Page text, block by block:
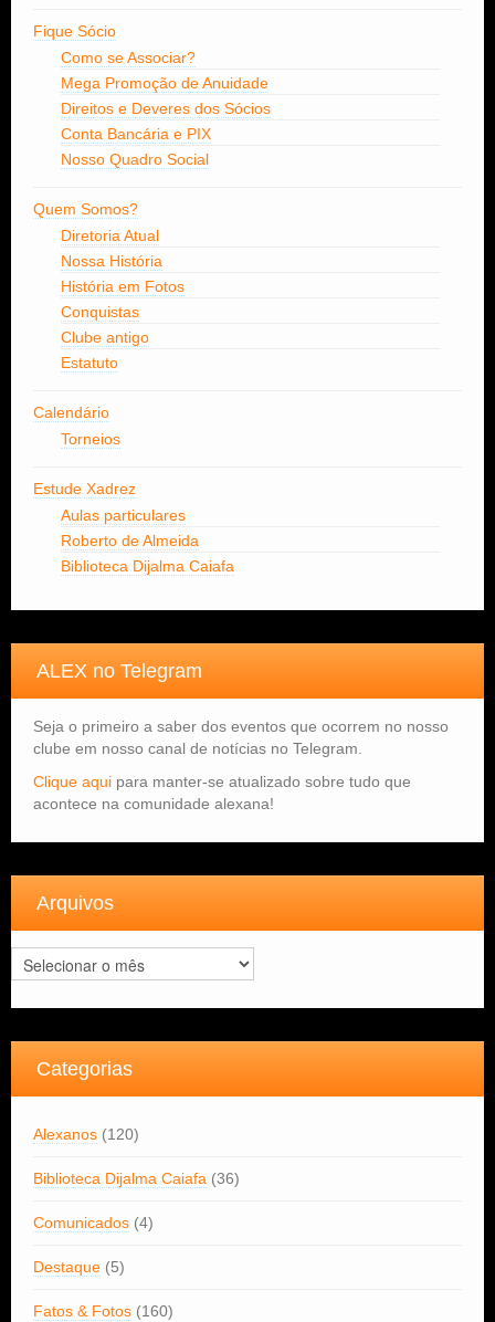
Fique Sócio
Como se Associar?
Mega Promoção de Anuidade
Direitos e Deveres dos Sócios
Conta Bancária e PIX
Nosso Quadro Social
Quem Somos?
Diretoria Atual
Nossa História
História em Fotos
Conquistas
Clube antigo
Estatuto
Calendário
Torneios
Estude Xadrez
Aulas particulares
Roberto de Almeida
Biblioteca Dijalma Caiafa
ALEX no Telegram
Seja o primeiro a saber dos eventos que ocorrem no nosso
clube em nosso canal de notícias no Telegram.
Clique aqui para manter-se atualizado sobre tudo que
acontece na comunidade alexana!
Arquivos
Arquivos
Categorias
Alexanos (120)
Biblioteca Dijalma Caiafa (36)
Comunicados (4)
Destaque (5)
Fatos & Fotos (160)